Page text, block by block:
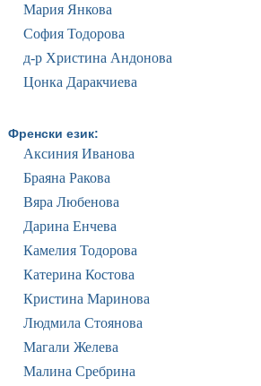
Мария Янкова
София Тодорова
д-р Христина Андонова
Цонка Даракчиева
Френски език:
Аксиния Иванова
Браяна Ракова
Вяра Любенова
Дарина Енчева
Камелия Тодорова
Катерина Костова
Кристина Маринова
Людмила Стоянова
Магали Желева
Малина Сребрина